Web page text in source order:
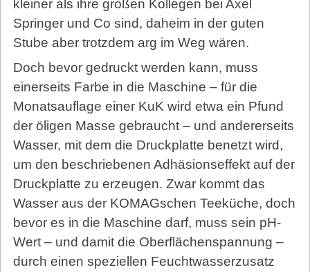
kleiner als ihre großen Kollegen bei Axel
Springer und Co sind, daheim in der guten
Stube aber trotzdem arg im Weg wären.
Doch bevor gedruckt werden kann, muss
einerseits Farbe in die Maschine – für die
Monatsauflage einer KuK wird etwa ein Pfund
der öligen Masse gebraucht – und andererseits
Wasser, mit dem die Druckplatte benetzt wird,
um den beschriebenen Adhäsionseffekt auf der
Druckplatte zu erzeugen. Zwar kommt das
Wasser aus der KOMAGschen Teeküche, doch
bevor es in die Maschine darf, muss sein pH-
Wert – und damit die Oberflächenspannung –
durch einen speziellen Feuchtwasserzusatz